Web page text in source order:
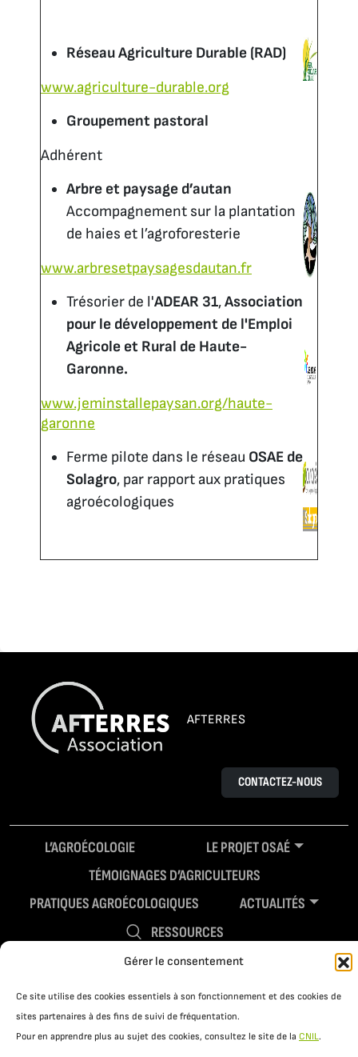
Gérer le consentement
Ce site utilise des cookies essentiels à son fonctionnement et des cookies de
sites partenaires à des fins de suivi de fréquentation.
Pour en apprendre plus au sujet des cookies, consultez le site de la CNIL.
Réseau Agriculture Durable (RAD)
www.agriculture-durable.org
Groupement pastoral
Adhérent
Arbre et paysage d’autan
Accompagnement sur la plantation
de haies et l’agroforesterie
www.arbresetpaysagesdautan.fr
Trésorier de l'ADEAR 31,Association
pour le développement de l'Emploi
Agricole et Rural de Haute-
Garonne.
www.jeminstallepaysan.org/haute-
garonne
Ferme pilote dans le réseau OSAE de
Solagro, par rapport aux pratiques
agroécologiques
AFTERRES
CONTACTEZ-NOUS
L’AGROÉCOLOGIE
LE PROJET OSAÉ
TÉMOIGNAGES D’AGRICULTEURS
PRATIQUES AGROÉCOLOGIQUES
ACTUALITÉS
RESSOURCES